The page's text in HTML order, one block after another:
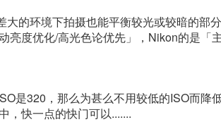
的环境下拍摄也能平衡较光或较暗的部
亮度优化/高光色论优先」，Nikon的是「
是320，那么为甚么不用较低的ISO而降
，快一点的快门可以.......